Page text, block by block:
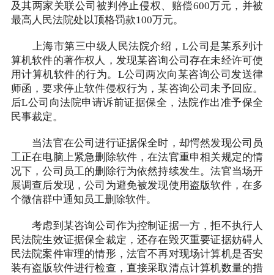
及其两家关联公司被判停止侵权、赔偿600万元，并被
最高人民法院处以顶格罚款100万元。
上海市第三中级人民法院介绍，L公司是某系列计
算机软件的著作权人，发现某咨询公司存在未经许可使
用计算机软件的行为。L公司两次向某咨询公司发送律
师函，要求停止软件侵权行为，某咨询公司未予回应。
后L公司向法院申请诉前证据保全，法院作出准予保全
民事裁定。
当法官在公司进行证据保全时，却愕然发现公司员
工正在电脑上紧急删除软件，在法官重申相关规定的情
况下，公司员工的删除行为依然持续发生。法官当场开
展调查后发现，公司为避免被发现使用盗版软件，在多
个微信群中通知员工删除软件。
考虑到某咨询公司作为控制证据一方，拒不执行人
民法院生效证据保全裁定，还存在毁灭重要证据妨碍人
民法院案件审理的情形，法官不再对现场计算机是否安
装有盗版软件进行检查，直接采取清点计算机数量的措